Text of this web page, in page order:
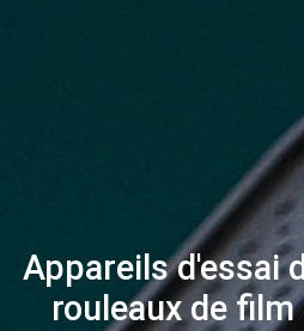
Appareils d'essai
rouleaux de